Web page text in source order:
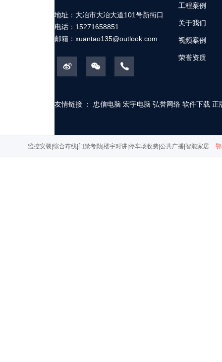
地址：大冶市大冶大道101号新街口
电话：15271658851
邮箱： xuantao135@outlook.com
工程案例
关于我们
视频案例
荣誉资质
友情链接 ： 忠信电脑 宏宇电脑 弘誉网络 软件下载 正
监控安装|综合布线|门禁考勤|楼宇对讲|停车场收费|公共广播|智能家居